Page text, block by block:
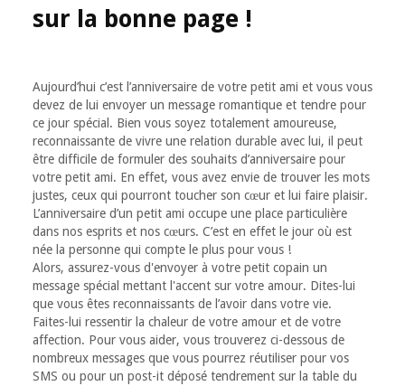
sur la bonne page !
Aujourd’hui c’est l’anniversaire de votre petit ami et vous vous
devez de lui envoyer un message romantique et tendre pour
ce jour spécial. Bien vous soyez totalement amoureuse,
reconnaissante de vivre une relation durable avec lui, il peut
être difficile de formuler des souhaits d’anniversaire pour
votre petit ami. En effet, vous avez envie de trouver les mots
justes, ceux qui pourront toucher son cœur et lui faire plaisir.
L’anniversaire d’un petit ami occupe une place particulière
dans nos esprits et nos cœurs. C’est en effet le jour où est
née la personne qui compte le plus pour vous !
Alors, assurez-vous d'envoyer à votre petit copain un
message spécial mettant l'accent sur votre amour. Dites-lui
que vous êtes reconnaissants de l’avoir dans votre vie.
Faites-lui ressentir la chaleur de votre amour et de votre
affection. Pour vous aider, vous trouverez ci-dessous de
nombreux messages que vous pourrez réutiliser pour vos
SMS ou pour un post-it déposé tendrement sur la table du